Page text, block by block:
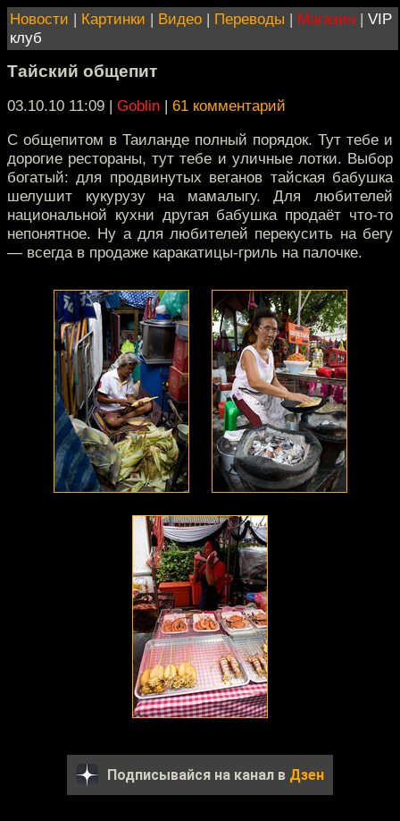
Новости | Картинки | Видео | Переводы | Магазин | VIP
клуб
Тайский общепит
03.10.10 11:09 | Goblin | 61 комментарий
С общепитом в Таиланде полный порядок. Тут тебе и
дорогие рестораны, тут тебе и уличные лотки. Выбор
богатый: для продвинутых веганов тайская бабушка
шелушит кукурузу на мамалыгу. Для любителей
национальной кухни другая бабушка продаёт что-то
непонятное. Ну а для любителей перекусить на бегу
— всегда в продаже каракатицы-гриль на палочке.
Подписывайся на канал в Дзен